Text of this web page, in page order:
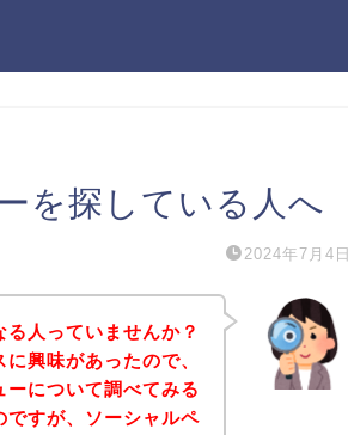
を探している人へ
2024年7月4日
人っていませんか？
興味があったので、
について調べてみる
ですが、ソーシャルペ